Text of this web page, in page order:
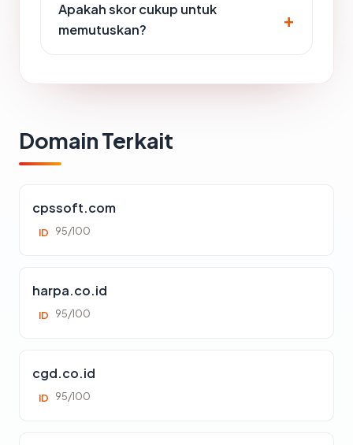
Apakah skor cukup untuk
memutuskan?
Domain Terkait
cpssoft.com
ID 95/100
harpa.co.id
ID 95/100
cgd.co.id
ID 95/100